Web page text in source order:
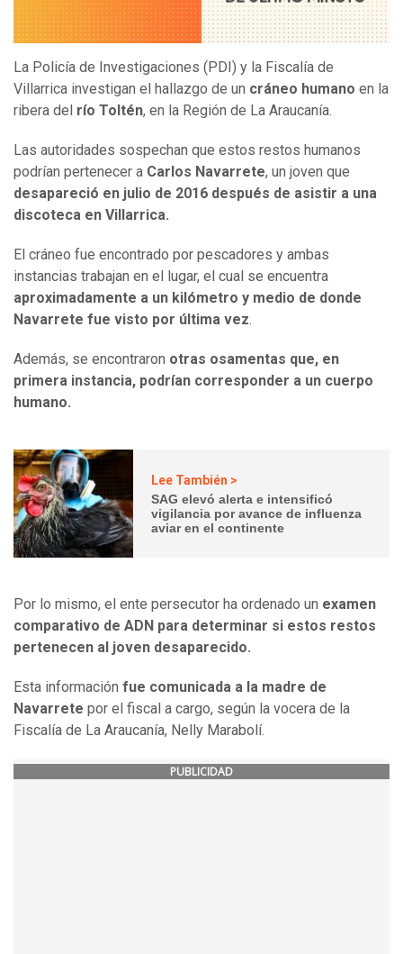
La Policía de Investigaciones (PDI) y la Fiscalía de
Villarrica investigan el hallazgo de un cráneo humano en la
ribera del río Toltén, en la Región de La Araucanía.
Las autoridades sospechan que estos restos humanos
podrían pertenecer a Carlos Navarrete, un joven que
desapareció en julio de 2016 después de asistir a una
discoteca en Villarrica.
El cráneo fue encontrado por pescadores y ambas
instancias trabajan en el lugar, el cual se encuentra
aproximadamente a un kilómetro y medio de donde
Navarrete fue visto por última vez.
Además, se encontraron otras osamentas que, en
primera instancia, podrían corresponder a un cuerpo
humano.
Lee También >
SAG elevó alerta e intensificó
vigilancia por avance de influenza
aviar en el continente
Por lo mismo, el ente persecutor ha ordenado un examen
comparativo de ADN para determinar si estos restos
pertenecen al joven desaparecido.
Esta información fue comunicada a la madre de
Navarrete por el fiscal a cargo, según la vocera de la
Fiscalía de La Araucanía, Nelly Marabolí.
PUBLICIDAD